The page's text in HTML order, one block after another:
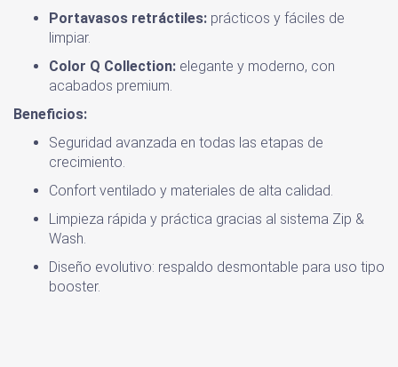
Portavasos retráctiles: prácticos y fáciles de
limpiar.
Color Q Collection: elegante y moderno, con
acabados premium.
Beneficios:
Seguridad avanzada en todas las etapas de
crecimiento.
Confort ventilado y materiales de alta calidad.
Limpieza rápida y práctica gracias al sistema Zip &
Wash.
Diseño evolutivo: respaldo desmontable para uso tipo
booster.